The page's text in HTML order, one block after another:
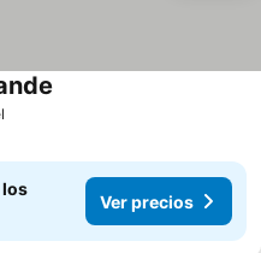
los
Ver precios